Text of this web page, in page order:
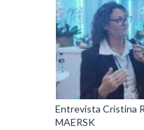
Entrevista Cristina
MAERSK